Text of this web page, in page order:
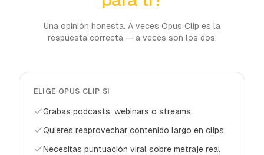
Una opinión honesta. A veces Opus Clip es la
respuesta correcta — a veces son los dos.
ELIGE OPUS CLIP SI
Grabas podcasts, webinars o streams
Quieres reaprovechar contenido largo en clips
Necesitas puntuación viral sobre metraje real